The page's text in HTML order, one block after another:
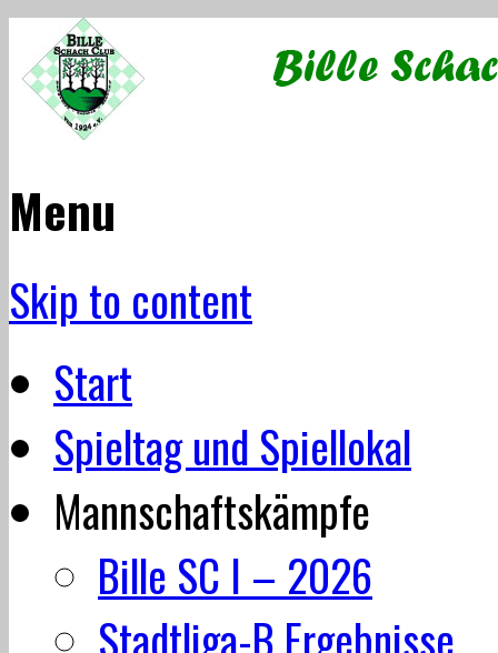
Menu
Skip to content
Start
Spieltag und Spiellokal
Mannschaftskämpfe
Bille SC I – 2026
Stadtliga-B Ergebnisse